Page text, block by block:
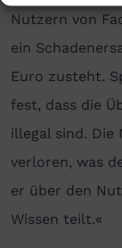
Nutzern von
ein
Euro zusteht.
fest, dass die
illegal sind.
verloren, was
er über den
Wissen teilt.«